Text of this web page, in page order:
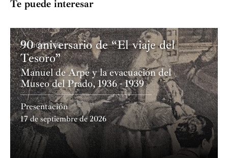
Te puede interesar
Academia
90 aniversario de “El viaje del
Tesoro”
Manuel de Arpe y la evacuación del
Museo del Prado, 1936 - 1939
Presentación
17 de septiembre de 2026